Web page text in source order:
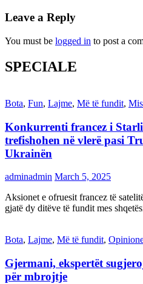
Leave a Reply
You must be logged in to post a
SPECIALE
Bota, Fun, Lajme, Më të fundit,
Konkurrenti francez i
trefishohen në vlerë pasi
Ukrainën
adminadmin March 5, 2025
Aksionet e ofruesit francez të
gjatë dy ditëve të fundit mes
Bota, Lajme, Më të fundit,
Gjermani, ekspertët
për mbrojtje